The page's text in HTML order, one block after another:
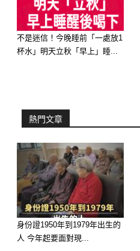
糾纏原因： 巨蟹座
最大的安全感來源
是失去了最大的精
單，對舊有的依賴
糾纏表現： 他們不
弱，但會用**「家
不是迷信！今晚睡前「一處放1
杯水」明天立秋「早上」睡...
熱門文章
身份證1950年到1979年出生的
人 今年起要面對現...